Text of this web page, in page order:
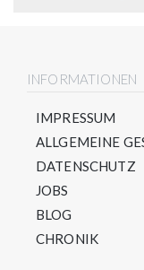
INFORMATIONEN
IMPRESSUM
ALLGEMEINE
DATENSCHUTZ
JOBS
BLOG
CHRONIK